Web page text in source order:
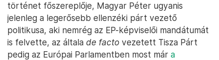
történet főszereplője, Magyar Péter ugyanis
jelenleg a legerősebb ellenzéki párt vezető
politikusa, aki nemrég az EP-képviselői mandátumát
is felvette, az általa de facto vezetett Tisza Párt
pedig az Európai Parlamentben most már a